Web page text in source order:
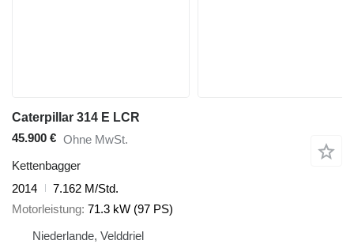
Caterpillar 314 E LCR
45.900 € Ohne MwSt.
Kettenbagger
2014
7.162 M/Std.
Motorleistung 71.3 kW (97 PS)
Niederlande, Velddriel